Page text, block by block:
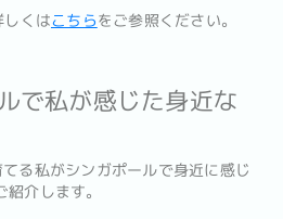
くはこちらをご参照ください。
で私が感じた身近な
る私がシンガポールで身近に感じ
介します。